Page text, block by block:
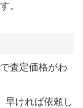
。
査定価格がわ
早ければ依頼し